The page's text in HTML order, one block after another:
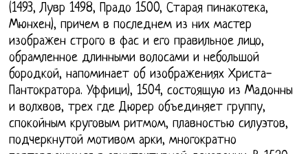
(1493, Лувр 1498, Прадо 1500, Старая пинакотека,
Мюнхен), причем в последнем из них мастер
изображен строго в фас и его правильное лицо,
обрамленное длинными волосами и небольшой
бородкой, напоминает об изображениях Христа-
Пантократора. Уффици), 1504, состоящую из Мадонны
и волхвов, трех где Дюрер объединяет группу,
спокойным круговым ритмом, плавностью силуэтов,
подчеркнутой мотивом арки, многократно